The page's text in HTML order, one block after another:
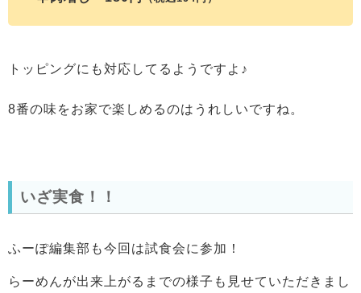
トッピングにも対応してるようですよ♪
8番の味をお家で楽しめるのはうれしいですね。
いざ実食！！
ふーぽ編集部も今回は試食会に参加！
らーめんが出来上がるまでの様子も見せていただきまし